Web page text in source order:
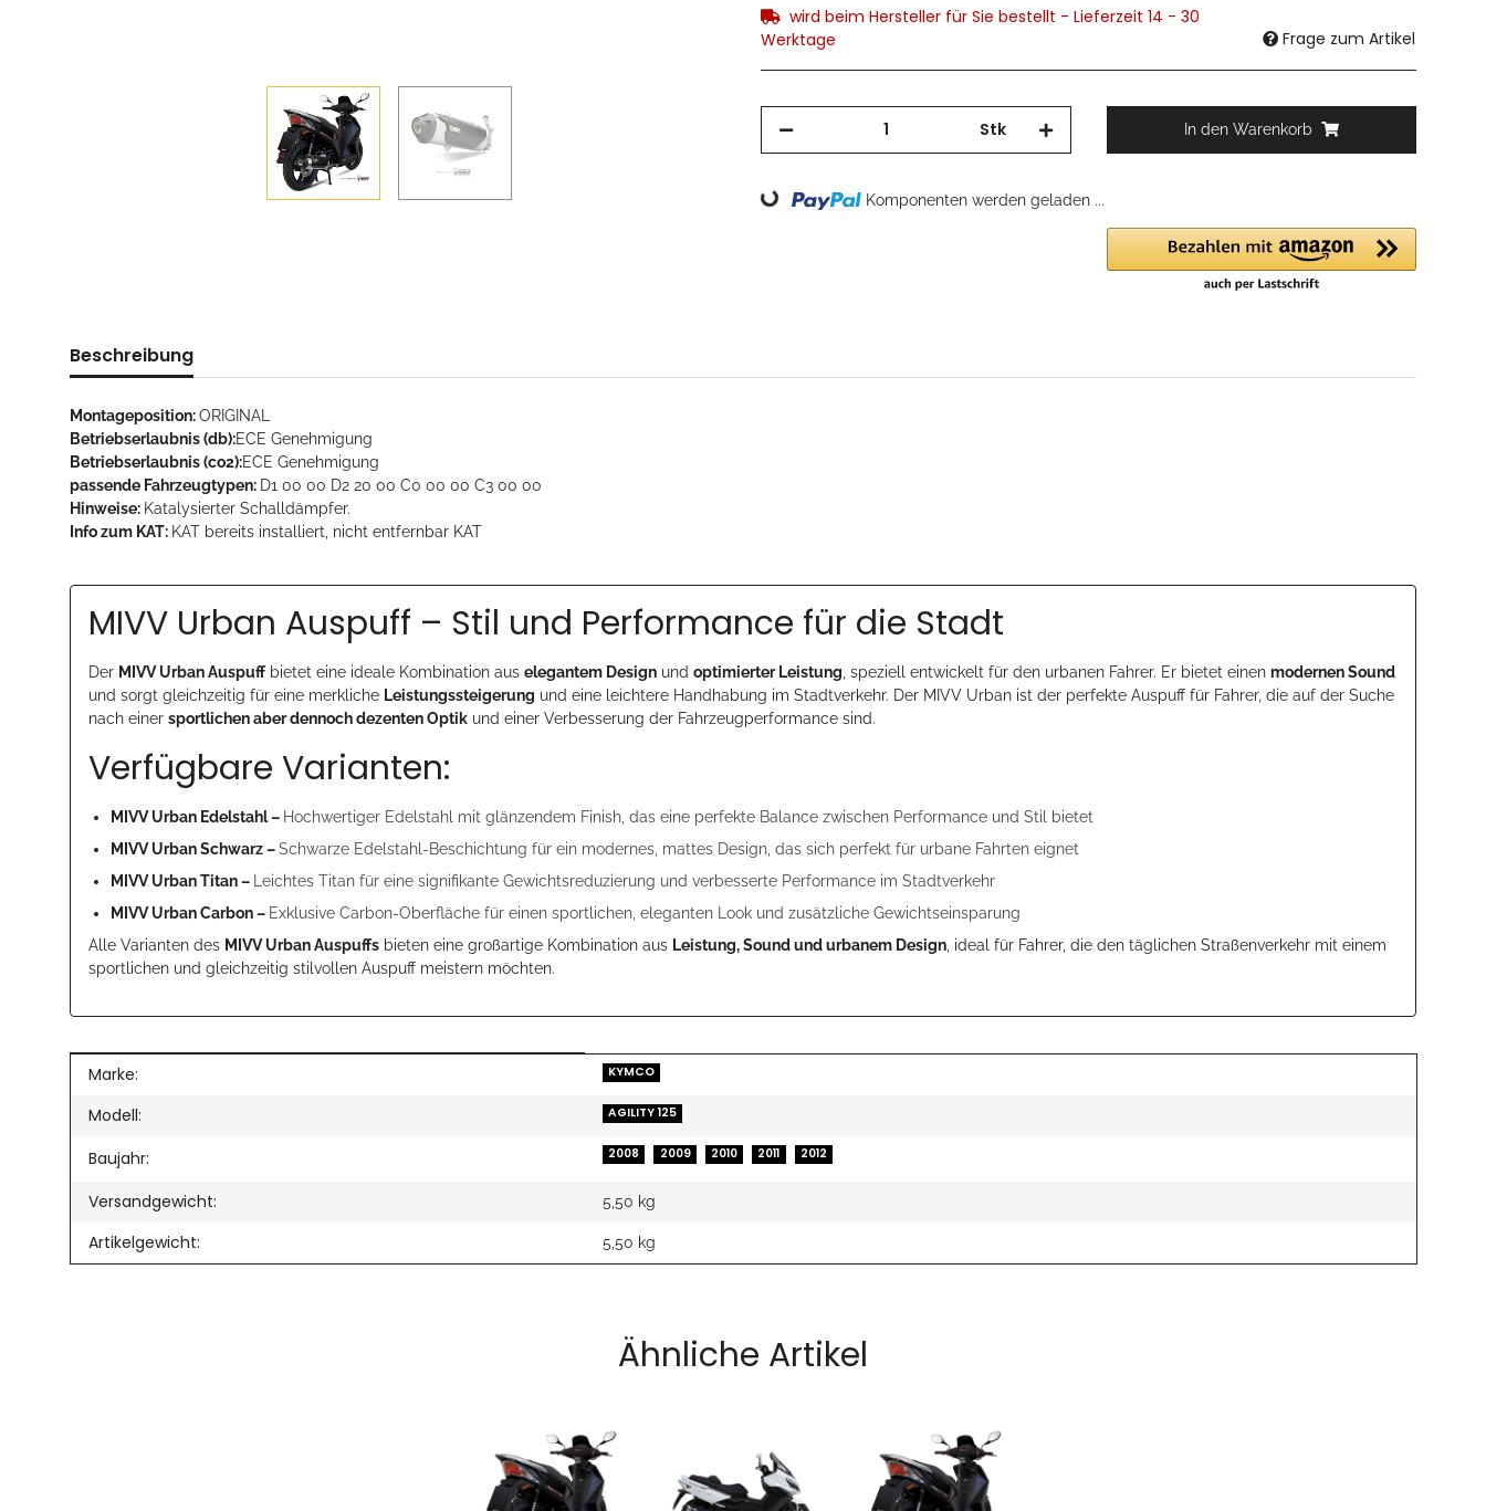
wird beim Hersteller für Sie bestellt - Lieferzeit 14 - 30
Werktage
Frage zum Artikel
Stk In den Warenkorb
Loading... Komponenten werden geladen ...
Beschreibung
Montageposition:ORIGINAL
Betriebserlaubnis (db):ECE Genehmigung
Betriebserlaubnis (co2):ECE Genehmigung
passende Fahrzeugtypen: D1 00 00 D2 20 00 C0 00 00 C3 00 00
Hinweise: Katalysierter Schalldämpfer.
Info zum KAT: KAT bereits installiert, nicht entfernbar KAT
MIVV Urban Auspuff – Stil und Performance für die Stadt
Der MIVV Urban Auspuff bietet eine ideale Kombination aus elegantem Design und optimierter Leistung , speziell entwickelt für den urbanen Fahrer. Er bietet einen modernen Sound
und sorgt gleichzeitig für eine merkliche Leistungssteigerung und eine leichtere Handhabung im Stadtverkehr. Der MIVV Urban ist der perfekte Auspuff für Fahrer, die auf der Suche
nach einer sportlichen aber dennoch dezenten Optik und einer Verbesserung der Fahrzeugperformance sind.
Verfügbare Varianten:
MIVV Urban Edelstahl – Hochwertiger Edelstahl mit glänzendem Finish, das eine perfekte Balance zwischen Performance und Stil bietet
MIVV Urban Schwarz –Schwarze Edelstahl-Beschichtung für ein modernes, mattes Design, das sich perfekt für urbane Fahrten eignet
MIVV Urban Titan – Leichtes Titan für eine signifikante Gewichtsreduzierung und verbesserte Performance im Stadtverkehr
MIVV Urban Carbon – Exklusive Carbon-Oberfläche für einen sportlichen, eleganten Look und zusätzliche Gewichtseinsparung
Alle Varianten des MIVV Urban Auspuffs bieten eine großartige Kombination aus Leistung, Sound und urbanem Design , ideal für Fahrer, die den täglichen Straßenverkehr mit einem
sportlichen und gleichzeitig stilvollen Auspuff meistern möchten.
Produkteigenschaft
Wert
Marke: KYMCO
Modell: AGILITY 125
Baujahr: 2008 2009 2010 2011 2012
Versandgewicht: 5,50 kg
Artikelgewicht: 5,50 kg
Ähnliche Artikel